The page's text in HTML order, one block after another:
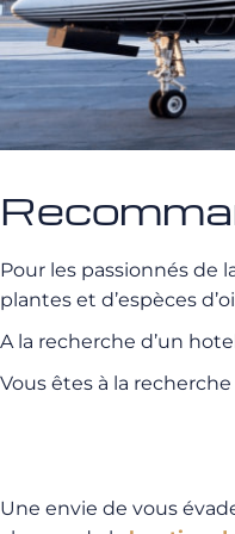
Pour les passionnés de
plantes et d’espèces
A la recherche d’un
Vous êtes à la
Une envie de vous